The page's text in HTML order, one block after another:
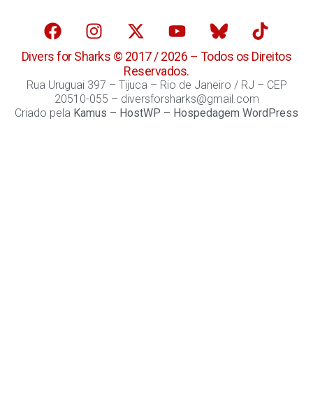
Divers for Sharks © 2017 / 2026 – Todos os Direitos
Reservados.
Rua Uruguai 397 – Tijuca – Rio de Janeiro / RJ – CEP
20510-055 – diversforsharks@gmail.com
Criado pela Kamus – HostWP – Hospedagem WordPress